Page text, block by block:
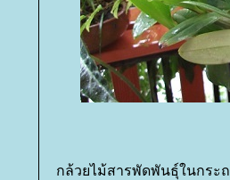
กล้วยไม้สารพัดพันธุ์ในกระ